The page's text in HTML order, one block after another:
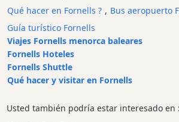
de
Standup
Paddle
Alquiler
de
kayaks
de
barcos
Qué hacer en Fornells ? , Bus aeropuerto
Guía turístico Fornells
Viajes Fornells menorca baleares
Fornells Hoteles
Fornells Shuttle
Qué hacer y visitar en Fornells
Usted también podría estar interesado en :